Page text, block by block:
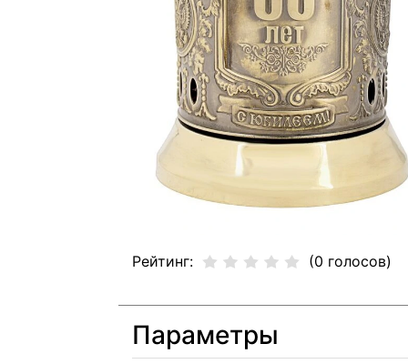
Рейтинг: (0 голосов)
Параметры